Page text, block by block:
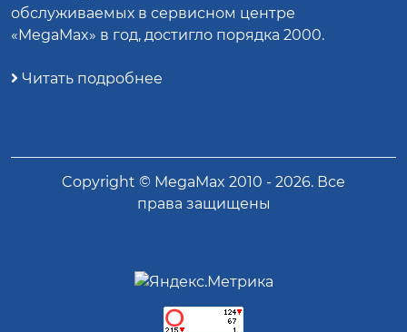
обслуживаемых в сервисном центре
«MegaMax» в год, достигло порядка 2000.
Читать подробнее
Copyright © MegaMax 2010 - 2026. Все
права защищены